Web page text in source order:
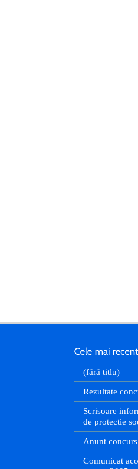
(fără titlu)
Rezultate
Scrisoare
de protectie
Anunt concurs
Comunicat